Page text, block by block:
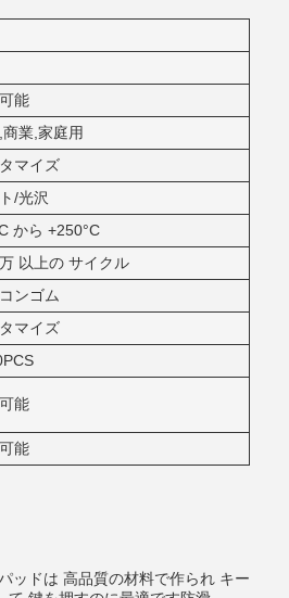
能
商業,家庭用
マイズ
/光沢
から +250°C
以上の サイクル
ンゴム
マイズ
能
能
ッドは 高品質の材料で作られ キー